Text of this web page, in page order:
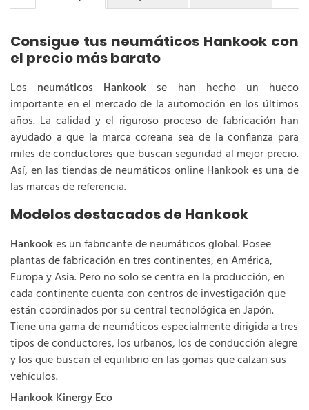
Consigue tus neumáticos Hankook con
el precio más barato
Los neumáticos Hankook se han hecho un hueco
importante en el mercado de la automoción en los últimos
años. La calidad y el riguroso proceso de fabricación han
ayudado a que la marca coreana sea de la confianza para
miles de conductores que buscan seguridad al mejor precio.
Así, en las tiendas de neumáticos online Hankook es una de
las marcas de referencia.
Modelos destacados de Hankook
Hankookes un fabricante de neumáticos global. Posee
plantas de fabricación en tres continentes, en América,
Europa y Asia. Pero no solo se centra en la producción, en
cada continente cuenta con centros de investigación que
están coordinados por su central tecnológica en Japón.
Tiene una gama de neumáticos especialmente dirigida a tres
tipos de conductores, los urbanos, los de conducción alegre
y los que buscan el equilibrio en las gomas que calzan sus
vehículos.
Hankook Kinergy Eco